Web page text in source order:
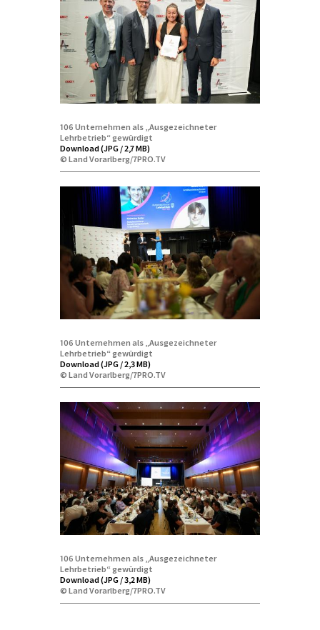
106 Unternehmen als „Ausgezeichneter
Lehrbetrieb“ gewürdigt
Download (JPG / 2,7 MB)
© Land Vorarlberg/7PRO.TV
106 Unternehmen als „Ausgezeichneter
Lehrbetrieb“ gewürdigt
Download (JPG / 2,3 MB)
© Land Vorarlberg/7PRO.TV
106 Unternehmen als „Ausgezeichneter
Lehrbetrieb“ gewürdigt
Download (JPG / 3,2 MB)
© Land Vorarlberg/7PRO.TV